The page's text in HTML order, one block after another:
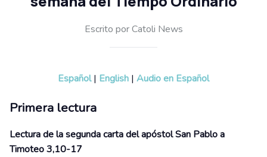
Escrito por Catoli News
Español| English | Audio en Español
Primera lectura
Lectura de la segunda carta del apóstol San Pablo a
Timoteo 3,10-17